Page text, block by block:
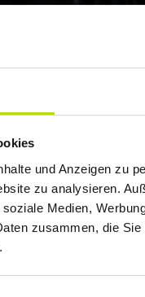
und Anzeigen zu
zu analysieren.
Medien,
zusammen, die